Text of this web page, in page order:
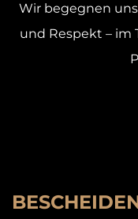
Wir begegnen
und Respekt – im